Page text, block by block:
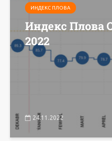
ИНДЕКС ПЛОВА
Индекс Плова
2022
24.11.2022